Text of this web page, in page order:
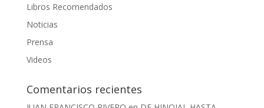
Libros Recomendados
Noticias
Prensa
Videos
Comentarios recientes